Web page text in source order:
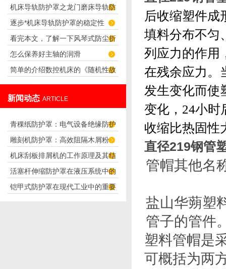
选择
机床导轨防护罩之龙门磨床导轨防
护罩的设计
逐步*机床导轨防护罩的稳定性
看完本文，了解一下风琴式防尘折
布的产品特点
怎么保养好主轴的润滑
简单的介绍数控机床的《随机性故
新闻动态 ARTICLE
青稞纸防护罩：电气设备绝缘防护
专用方案
雕刻机防护罩：高效阻隔木屑粉
尘，守护设备精度与安全
机床刮板排屑机的工作原理及其结
构分析
活塞杆伸缩防护罩在液压系统中的
应用
铠甲式防护罩在现代工业中的重要
后收缩塑件成
填料分布不匀
列应力的作用
在残余应力。
发生变化而使
变化，24小时
收缩比热固性
直径219钢管
管帽其他名
盐山华蒴塑
管子的管件
塑料管帽是
可概括为两